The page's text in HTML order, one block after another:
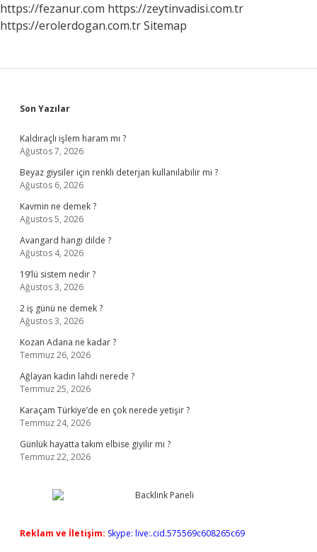
https://fezanur.com https://zeytinvadisi.com.tr
https://erolerdogan.com.trSitemap
Sidebar
Son Yazılar
Kaldıraçlı işlem haram mı ?
Ağustos 7, 2026
Beyaz giysiler için renkli deterjan kullanılabilir mi ?
Ağustos 6, 2026
Kavmin ne demek ?
Ağustos 5, 2026
Avangard hangi dilde ?
Ağustos 4, 2026
19’lü sistem nedir ?
Ağustos 3, 2026
2 iş günü ne demek ?
Ağustos 3, 2026
Kozan Adana ne kadar ?
Temmuz 26, 2026
Ağlayan kadın lahdi nerede ?
Temmuz 25, 2026
Karaçam Türkiye’de en çok nerede yetişir ?
Temmuz 24, 2026
Günlük hayatta takım elbise giyilir mi ?
Temmuz 22, 2026
Reklam ve İletişim: Skype: live:.cid.575569c608265c69